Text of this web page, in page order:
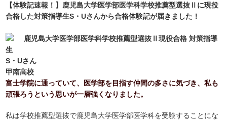
【体験記速報！】鹿児島大学医学部医学科学校推薦型選抜Ⅱに現役
合格した対策指導生S・Uさんから合格体験記が届きました！
鹿児島大学医学部医学科学校推薦型選抜Ⅱ現役合格 対策指導
生
S・Uさん
甲南高校
富士学院に通っていて、医学部を目指す仲間の多さに気づき、私も
頑張ろうという思いが一層強くなりました。
私は学校推薦型選抜で鹿児島大学医学部医学科を受験することにな